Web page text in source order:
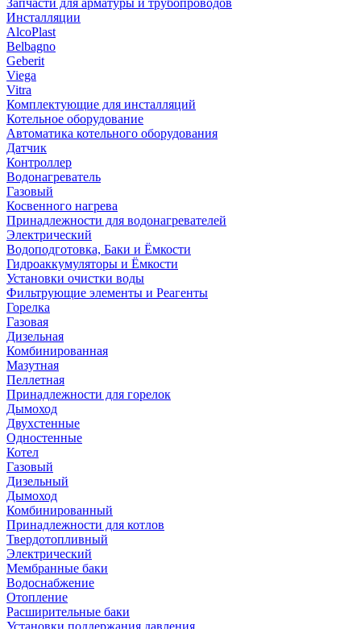
Запчасти для арматуры и трубопроводов
Инсталляции
AlcoPlast
Belbagno
Geberit
Viega
Vitra
Комплектующие для инсталляций
Котельное оборудование
Автоматика котельного оборудования
Датчик
Контроллер
Водонагреватель
Газовый
Косвенного нагрева
Принадлежности для водонагревателей
Электрический
Водоподготовка, Баки и Ёмкости
Гидроаккумуляторы и Ёмкости
Установки очистки воды
Фильтрующие элементы и Реагенты
Горелка
Газовая
Дизельная
Комбинированная
Мазутная
Пеллетная
Принадлежности для горелок
Дымоход
Двухстенные
Одностенные
Котел
Газовый
Дизельный
Дымоход
Комбинированный
Принадлежности для котлов
Твердотопливный
Электрический
Мембранные баки
Водоснабжение
Отопление
Расширительные баки
Установки поддержания давления